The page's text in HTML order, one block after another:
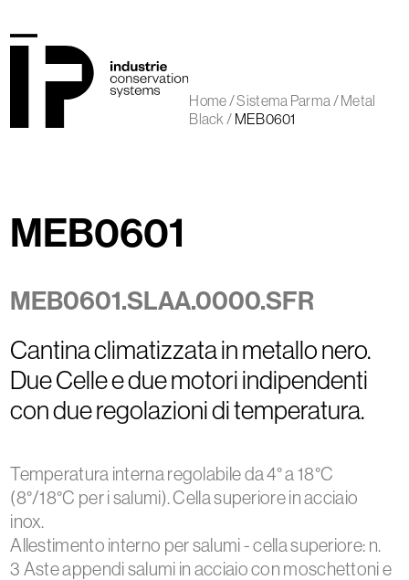
to
content
mobile
mobile
Home/Sistema Parma /Metal
Black / MEB0601
MEB0601
MEB0601.SLAA.0000.SFR
Cantina climatizzata in metallo nero.
Due Celle e due motori indipendenti
con due regolazioni di temperatura.
Temperatura interna regolabile da 4° a 18°C
(8°/18°C per i salumi). Cella superiore in acciaio
inox.
Allestimento interno per salumi - cella superiore: n.
3 Aste appendi salumi in acciaio con moschettoni e